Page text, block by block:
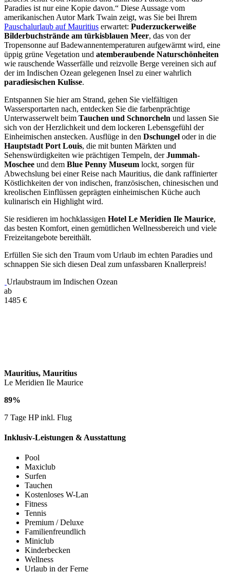
Paradies ist nur eine Kopie davon.“ Diese Aussage vom
amerikanischen Autor Mark Twain zeigt, was Sie bei Ihrem
Pauschalurlaub auf Mauritius erwartet: Puderzuckerweiße
Bilderbuchstrände am türkisblauen Meer, das von der
Tropensonne auf Badewannentemperaturen aufgewärmt wird, eine
üppig grüne Vegetation und atemberaubende Naturschönheiten
wie rauschende Wasserfälle und reizvolle Berge vereinen sich auf
der im Indischen Ozean gelegenen Insel zu einer wahrlich
paradiesischen Kulisse.
Entspannen Sie hier am Strand, gehen Sie vielfältigen
Wassersportarten nach, entdecken Sie die farbenprächtige
Unterwasserwelt beim Tauchen und Schnorcheln und lassen Sie
sich von der Herzlichkeit und dem lockeren Lebensgefühl der
Einheimischen anstecken. Ausflüge in den Dschungel oder in die
Hauptstadt Port Louis, die mit bunten Märkten und
Sehenswürdigkeiten wie prächtigen Tempeln, derJummah-
Moschee und dem Blue Penny Museum lockt, sorgen für
Abwechslung bei einer Reise nach Mauritius, die dank raffinierter
Köstlichkeiten der von indischen, französischen, chinesischen und
kreolischen Einflüssen geprägten einheimischen Küche auch
kulinarisch ein Highlight wird.
Sie residieren im hochklassigen Hotel Le Meridien Ile Maurice,
das besten Komfort, einen gemütlichen Wellnessbereich und viele
Freizeitangebote bereithält.
Erfüllen Sie sich den Traum vom Urlaub im echten Paradies und
schnappen Sie sich diesen Deal zum unfassbaren Knallerpreis!
Urlaubstraum im Indischen Ozean
ab
1485 €
Mauritius, Mauritius
Le Meridien Ile Maurice
89%
7 Tage HP inkl. Flug
Inklusiv-Leistungen & Ausstattung
Pool
Maxiclub
Surfen
Tauchen
Kostenloses W-Lan
Fitness
Tennis
Premium / Deluxe
Familienfreundlich
Miniclub
Kinderbecken
Wellness
Urlaub in der Ferne